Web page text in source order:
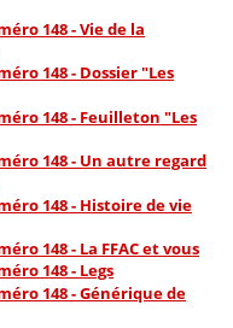
148 - Vie de la
148 - Dossier "Les
148 - Feuilleton "Les
148 - Un autre regard
148 - Histoire de vie
148 - La FFAC et vous
148 - Legs
148 - Générique de